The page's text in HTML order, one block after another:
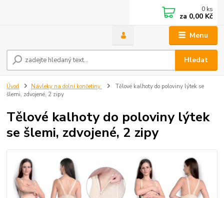
Menu
Hledat
0 ks
za 0,00 Kč
Úvod Návleky na dolní končetiny
Tělové kalhoty do poloviny lýtek se
šlemi, zdvojené, 2 zipy
Tělové kalhoty do poloviny lýtek
se šlemi, zdvojené, 2 zipy